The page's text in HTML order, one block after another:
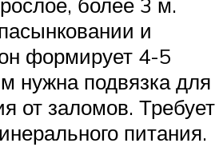
и
формирует 4-5
нужна подвязка для
от заломов. Требует
питания.